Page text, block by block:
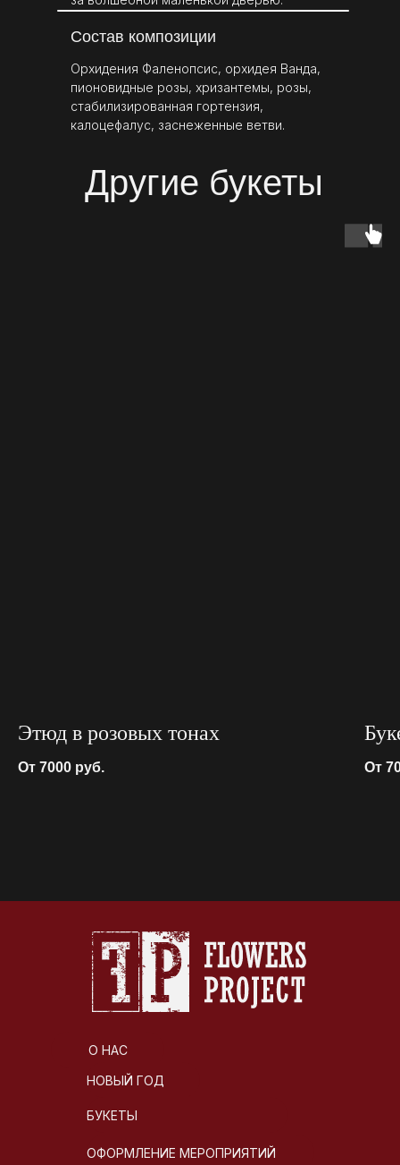
Орхидения Фаленопсис, орхидея Ванда,
пионовидные розы, хризантемы, розы,
стабилизированная гортензия,
калоцефалус, заснеженные ветви.
Состав композиции
Другие букеты
Этюд в розовых тонах
От 7000 руб. От
О НАС
НОВЫЙ ГОД
БУКЕТЫ
ОФОРМЛЕНИЕ МЕРОПРИЯТИЙ